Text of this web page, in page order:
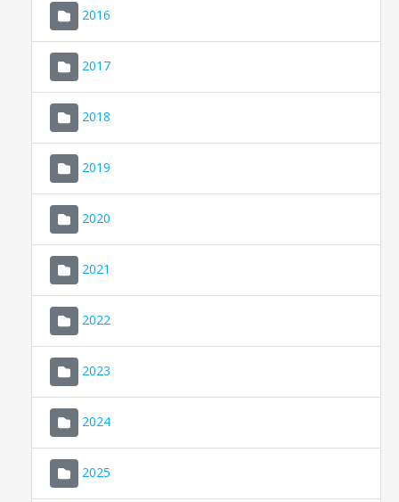
2016
2017
2018
2019
2020
2021
2022
2023
2024
2025